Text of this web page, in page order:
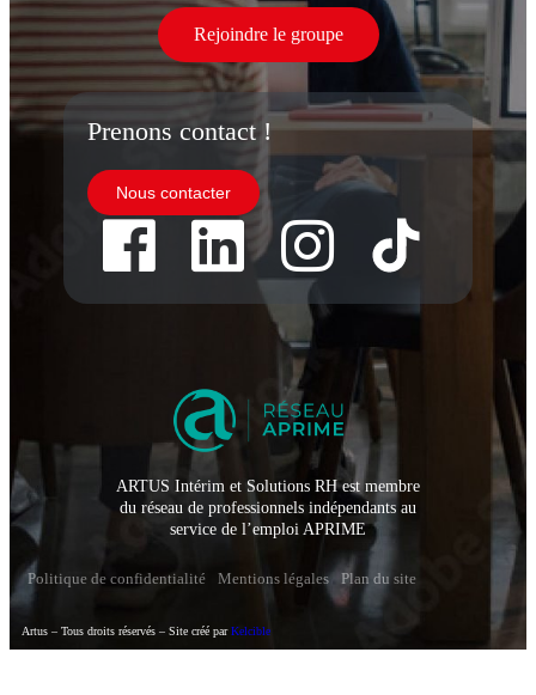
Rejoindre le groupe
Prenons contact !
Nous contacter
ARTUS Intérim et Solutions RH est membre
du réseau de professionnels indépendants au
service de l’emploi APRIME
Politique de confidentialité Mentions légales Plan du site
Artus – Tous droits réservés – Site créé parKelcible